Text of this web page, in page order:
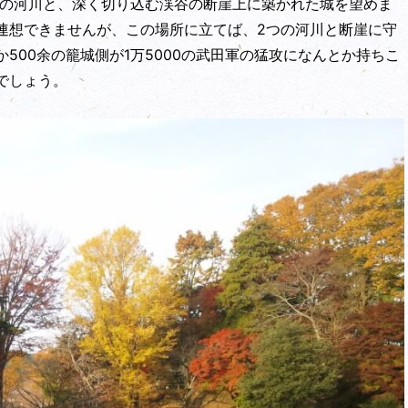
できませんが、この場所に立てば、2つの河川と断崖に守
余の籠城側が1万5000の武田軍の猛攻になんとか持ちこ
ょう。